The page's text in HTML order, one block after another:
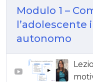
Modulo 1 –
l’adolescente
autonomo
▶